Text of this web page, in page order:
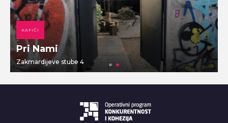
KAFIĆI
Pri Nami
Zakmardijeve stube 4